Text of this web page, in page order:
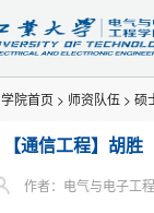
学院首页 > 师资队伍 > 硕
【通信工程】胡胜
作者：电气与电子工